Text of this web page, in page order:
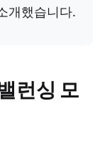
개했습니다.
런싱 모